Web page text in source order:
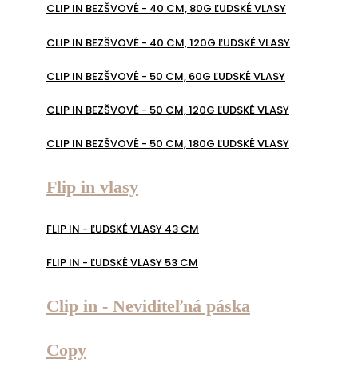
CLIP IN BEZŠVOVÉ - 40 CM, 80G ĽUDSKÉ VLASY
CLIP IN BEZŠVOVÉ - 40 CM, 120G ĽUDSKÉ VLASY
CLIP IN BEZŠVOVÉ - 50 CM, 60G ĽUDSKÉ VLASY
CLIP IN BEZŠVOVÉ - 50 CM, 120G ĽUDSKÉ VLASY
CLIP IN BEZŠVOVÉ - 50 CM, 180G ĽUDSKÉ VLASY
Flip in vlasy
FLIP IN - ĽUDSKÉ VLASY 43 CM
FLIP IN - ĽUDSKÉ VLASY 53 CM
Clip in - Neviditeľná páska
Copy